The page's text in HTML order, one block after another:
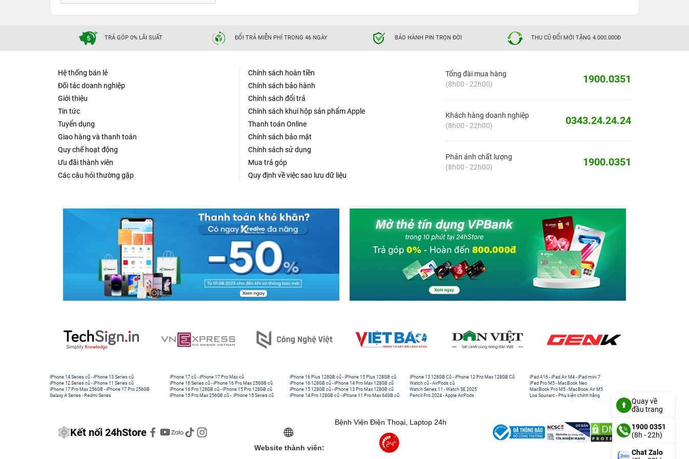
Bề mặt đế tản nhiệt được thiết kế lưới rỗng tổ ong tinh tế giúp tăng cường lưu thông không khí. Từ đây khi đặt
hiện tượng quá nóng.
TRẢ GÓP 0% LÃI SUẤT ĐỔI TRẢ MIỄN PHÍ TRONG 46 NGÀY BẢO HÀNH PIN TRỌN ĐỜI THU CŨ ĐỔI MỚI TẶNG 4.000.000Đ
Hệ thống bán lẻ
Đối tác doanh nghiệp
Giới thiệu
Tin tức
Tuyển dụng
Giao hàng và thanh toán
Quy chế hoạt động
Ưu đãi thành viên
Các câu hỏi thường gặp
Chính sách hoàn tiền
Chính sách bảo hành
Chính sách đổi trả
Chính sách khui hộp sản phẩm Apple
Thanh toán Online
Chính sách bảo mật
Chính sách sử dụng
Mua trả góp
Quy định về việc sao lưu dữ liệu
Tổng đài mua hàng
(8h00 - 22h00)
1900.0351
Khách hàng doanh nghiệp
(8h00 - 22h00)
0343.24.24.24
Phản ánh chất lượng
(8h00 - 22h00)
1900.0351
iPhone 14 Series cũ -iPhone 13 Series cũ
iPhone 12 Series cũ -iPhone 11 Series cũ
iPhone 17 Pro Max 256GB -iPhone 17 Pro 256GB
Galaxy A Series - Redmi Series
iPhone 17 cũ -iPhone 17 Pro Max cũ
iPhone 16 Series cũ - iPhone 16 Pro Max 256GB cũ
iPhone 16 Pro 128GB cũ -iPhone 15 Pro 128GB cũ
iPhone 15 Pro Max 256GB cũ - iPhone 15 Series cũ
iPhone 16 Plus 128GB cũ -iPhone 15 Plus 128GB cũ
iPhone 16 128GB cũ -iPhone 14 Pro Max 128GB cũ
iPhone 15 128GB cũ -iPhone 13 Pro Max 128GB cũ
iPhone 14 Pro 128GB cũ -iPhone 11 Pro Max 64GB cũ
iPhone 13 128GB Cũ -iPhone 12 Pro Max 128GB Cũ
Watch cũ -AirPods cũ
Watch Series 11 -Watch SE 2025
Pencil Pro 2024 -Apple AirPods
iPad A16 -iPad Air M4 -iPad mini 7
iPad Pro M5 - MacBook Neo
MacBook Pro M5 - MacBook Air M5
Loa Sounarc - Phụ kiện chính hãng
Kết nối 24hStore
Website thành viên:
Bệnh Viện Điện Thoại, Laptop 24h
Quay về
đầu trang
1900 0351
(8h - 22h)
Chat Zalo